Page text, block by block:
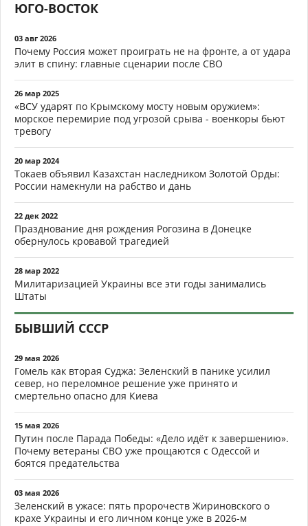
ЮГО-ВОСТОК
03 авг 2026
Почему Россия может проиграть не на фронте, а от удара
элит в спину: главные сценарии после СВО
26 мар 2025
«ВСУ ударят по Крымскому мосту новым оружием»:
морское перемирие под угрозой срыва - военкоры бьют
тревогу
20 мар 2024
Токаев объявил Казахстан наследником Золотой Орды:
России намекнули на рабство и дань
22 дек 2022
Празднование дня рождения Рогозина в Донецке
обернулось кровавой трагедией
28 мар 2022
Милитаризацией Украины все эти годы занимались
Штаты
БЫВШИЙ СССР
29 мая 2026
Гомель как вторая Суджа: Зеленский в панике усилил
север, но переломное решение уже принято и
смертельно опасно для Киева
15 мая 2026
Путин после Парада Победы: «Дело идёт к завершению».
Почему ветераны СВО уже прощаются с Одессой и
боятся предательства
03 мая 2026
Зеленский в ужасе: пять пророчеств Жириновского о
крахе Украины и его личном конце уже в 2026-м